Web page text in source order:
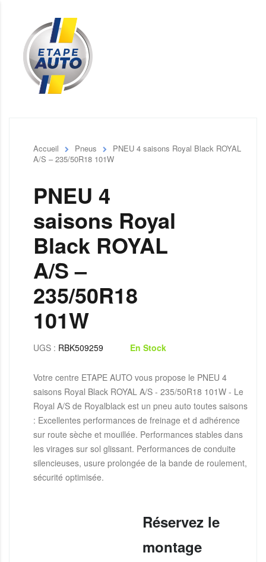
Accueil Pneus
PNEU 4 saisons Royal Black ROYAL
A/S – 235/50R18 101W
PNEU 4
saisons Royal
Black ROYAL
A/S –
235/50R18
101W
UGS : RBK509259 En Stock
Votre centre ETAPE AUTO vous propose le PNEU 4
saisons Royal Black ROYAL A/S - 235/50R18 101W - Le
Royal A/S de Royalblack est un pneu auto toutes saisons
: Excellentes performances de freinage et d adhérence
sur route sèche et mouillée. Performances stables dans
les virages sur sol glissant. Performances de conduite
silencieuses, usure prolongée de la bande de roulement,
sécurité optimisée.
Réservez le
montage